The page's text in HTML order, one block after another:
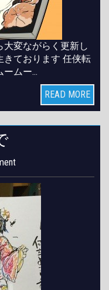
大変ながらく更新し
きております 任侠転
ームー…
READ MORE